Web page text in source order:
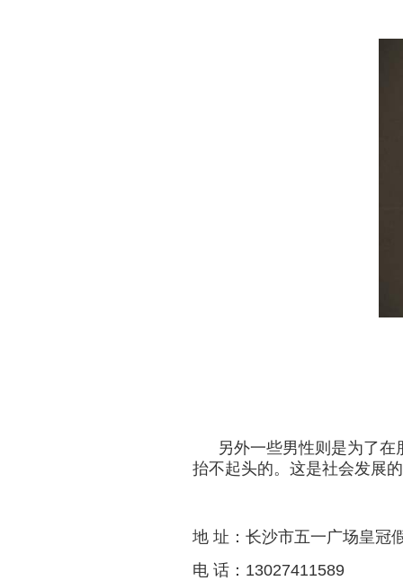
另外一些男性则是为了在
抬不起头的。这是社会发展
地 址：长沙市五一广场皇冠
电 话：13027411589